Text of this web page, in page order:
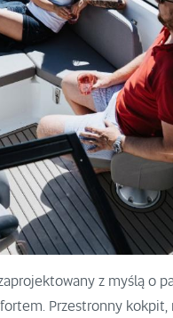
z myślą o
Przestronny kokpit,